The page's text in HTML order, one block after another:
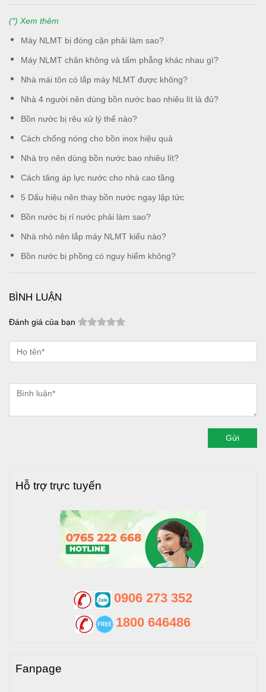
(*) Xem thêm
Máy NLMT bị đóng cặn phải làm sao?
Máy NLMT chân không và tấm phẳng khác nhau gì?
Nhà mái tôn có lắp máy NLMT được không?
Nhà 4 người nên dùng bồn nước bao nhiêu lít là đủ?
Bồn nước bị rêu xử lý thế nào?
Cách chống nóng cho bồn inox hiệu quả
Nhà trọ nên dùng bồn nước bao nhiêu lít?
Cách tăng áp lực nước cho nhà cao tầng
5 Dấu hiệu nên thay bồn nước ngay lập tức
Bồn nước bị rỉ nước phải làm sao?
Nhà nhỏ nên lắp máy NLMT kiểu nào?
Bồn nước bị phồng có nguy hiểm không?
BÌNH LUẬN
Đánh giá của bạn
Gửi
Hỗ trợ trực tuyến
0906 273 352
1800 646486
Fanpage